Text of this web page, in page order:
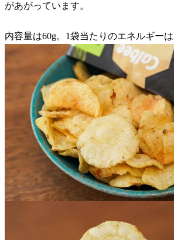
があがっています。
内容量は60g。1袋当たりのエネルギーは